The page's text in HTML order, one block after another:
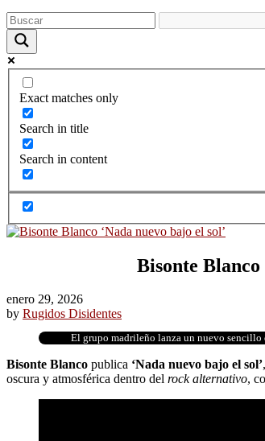
Exact matches only
Search in title
Search in content
Bisonte Blanco
enero 29, 2026
by Rugidos Disidentes
El grupo madrileño lanza un nuevo
Bisonte Blanco publica ‘Nada nuevo bajo el sol’
oscura y atmosférica dentro del rock alternativo,